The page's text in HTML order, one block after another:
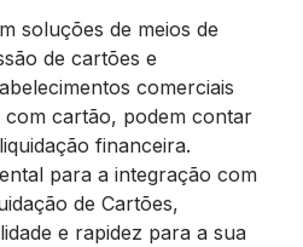
soluções de meios de
de cartões e
comerciais
com cartão, podem contar
financeira.
para a integração com
de Cartões,
e rapidez para a sua